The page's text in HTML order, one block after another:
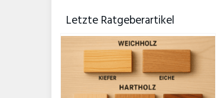
Letzte Ratgeberartikel